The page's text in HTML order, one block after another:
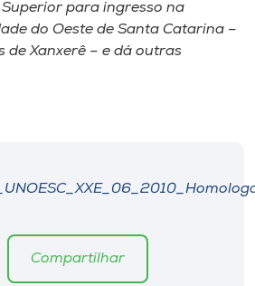
para ingresso na
do Oeste de Santa Catarina –
de Xanxerê – e dá outras
Compartilhar